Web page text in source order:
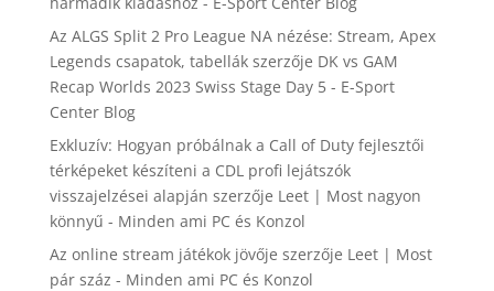
Az ALGS Split 2 Pro League NA nézése: Stream, Apex
Legends csapatok, tabellákszerzője DK vs GAM
Recap Worlds 2023 Swiss Stage Day 5 - E-Sport
Center Blog
Exkluzív: Hogyan próbálnak a Call of Duty fejlesztői
térképeket készíteni a CDL profi lejátszók
visszajelzései alapján szerzője Leet | Most nagyon
könnyű - Minden ami PC és Konzol
Az online stream játékok jövője szerzője Leet | Most
pár száz - Minden ami PC és Konzol